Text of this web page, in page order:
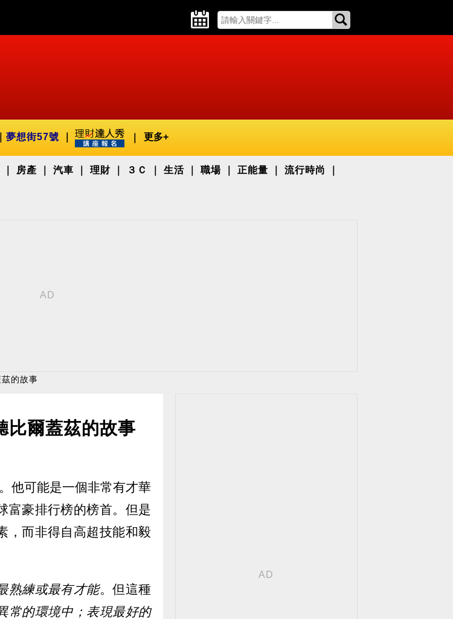
夢想街57號 更多+
房產 汽車 理財 ３Ｃ 生活 職場 正能量 流行時尚
的故事
比爾蓋茲的故事
他可能是一個非常有才華
富豪排行榜的榜首。但是
，而非得自高超技能和毅
熟練或最有才能。但這種
常的環境中；表現最好的